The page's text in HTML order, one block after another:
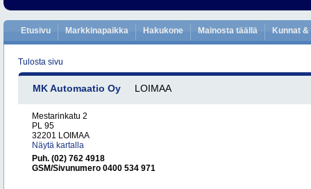
Etusivu Markkinapaikka Hakukone Mainosta täällä Kunnat
Tulosta sivu
MK Automaatio Oy LOIMAA
Mestarinkatu 2
PL 95
32201 LOIMAA
Näytä kartalla
Puh. (02) 762 4918
GSM/Sivunumero 0400 534 971